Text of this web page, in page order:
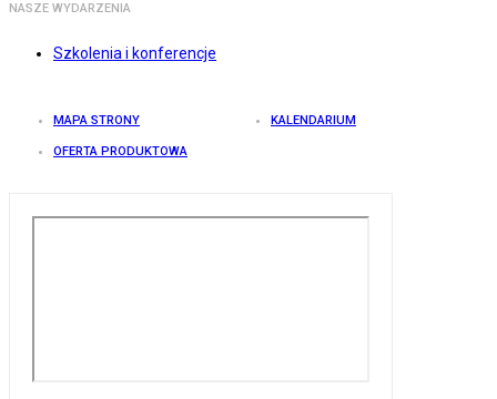
NASZE WYDARZENIA
Szkolenia i konferencje
MAPA STRONY KALENDARIUM
OFERTA PRODUKTOWA